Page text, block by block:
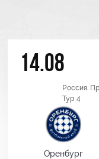
14.08
Россия.
Тур 4
Оренбург